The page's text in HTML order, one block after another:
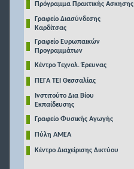
Πρόγραμμα Πρακτικής Ασκησης
Γραφείο Διασύνδεσης
Καρδίτσας
Γραφείο Ευρωπαικών
Προγραμμάτων
Κέντρο Τεχνολ. Έρευνας
ΠΕΓΑ ΤΕΙ Θεσσαλίας
Ινστιτούτο Δια Βίου
Εκπαίδευσης
Γραφείο Φυσικής Αγωγής
Πύλη ΑΜΕΑ
Κέντρο Διαχείρισης Δικτύου